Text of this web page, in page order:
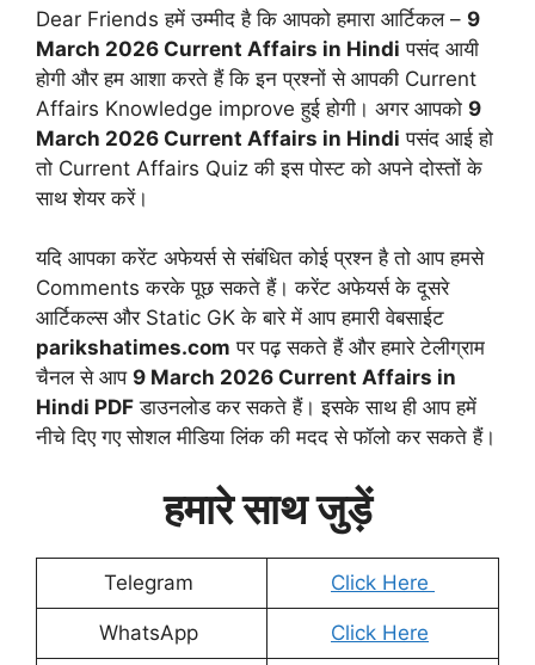
Dear Friends हमें उम्मीद है कि आपको हमारा आर्टिकल – 9
March 2026 Current Affairs in Hindi पसंद आयी
होगी और हम आशा करते हैं कि इन प्रश्नों से आपकी Current
Affairs Knowledge improve हुई होगी। अगर आपको 9
March 2026 Current Affairs in Hindi पसंद आई हो
तो Current Affairs Quiz की इस पोस्ट को अपने दोस्तों के
साथ शेयर करें।
यदि आपका करेंट अफेयर्स से संबंधित कोई प्रश्न है तो आप हमसे
Comments करके पूछ सकते हैं। करेंट अफेयर्स के दूसरे
आर्टिकल्स और Static GK के बारे में आप हमारी वेबसाईट
parikshatimes.com पर पढ़ सकते हैं और हमारे टेलीग्राम
चैनल से आप 9 March 2026 Current Affairs in
Hindi PDF डाउनलोड कर सकते हैं। इसके साथ ही आप हमें
नीचे दिए गए सोशल मीडिया लिंक की मदद से फॉलो कर सकते हैं।
हमारे साथ जुड़ें
Telegram Click Here
WhatsApp Click Here